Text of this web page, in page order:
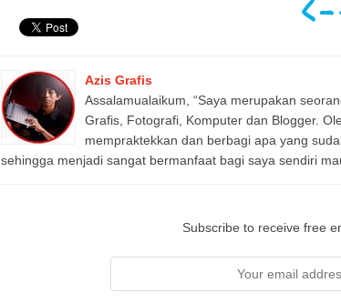
Azis Grafis
Assalamualaikum, “Saya merupakan
Grafis, Fotografi, Komputer dan Blogger.
mempraktekkan dan berbagi apa yang
sehingga menjadi sangat bermanfaat bagi saya sendiri
Subscribe to receive free